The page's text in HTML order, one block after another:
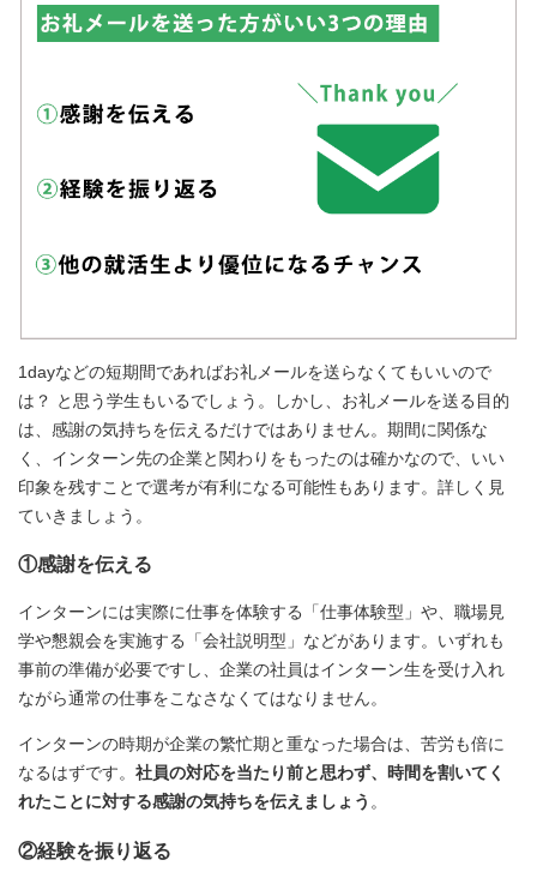
1dayなどの短期間であればお礼メールを送らなくてもいいので
は？ と思う学生もいるでしょう。しかし、お礼メールを送る目的
は、感謝の気持ちを伝えるだけではありません。期間に関係な
く、インターン先の企業と関わりをもったのは確かなので、いい
印象を残すことで選考が有利になる可能性もあります。詳しく見
ていきましょう。
①感謝を伝える
インターンには実際に仕事を体験する「仕事体験型」や、職場見
学や懇親会を実施する「会社説明型」などがあります。いずれも
事前の準備が必要ですし、企業の社員はインターン生を受け入れ
ながら通常の仕事をこなさなくてはなりません。
インターンの時期が企業の繁忙期と重なった場合は、苦労も倍に
なるはずです。 社員の対応を当たり前と思わず、時間を割いてく
れたことに対する感謝の気持ちを伝えましょう 。
②経験を振り返る